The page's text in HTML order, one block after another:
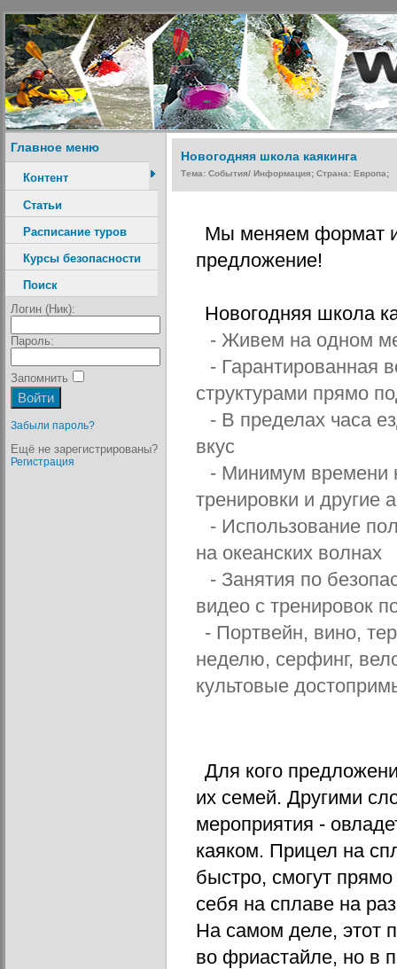
Главное меню
Контент
Статьи
Расписание туров
Курсы безопасности
Поиск
Логин (Ник):
Пароль:
Запомнить
Забыли пароль?
Ещё не зарегистрированы?
Регистрация
Новогодняя школа каякинга
Тема: События/ Информация; Страна: Европа;
Мы меняем формат
предложение!
Новогодняя школа
- Живем на одном
- Гарантированная
структурами прямо
- В пределах часа
вкус
- Минимум времени
тренировки и другие
- Использование
на океанских волнах
- Занятия по
видео с тренировок
- Портвейн, вино,
неделю, серфинг,
культовые
Для кого
их семей. Другими
мероприятия -
каяком. Прицел на
быстро, смогут
себя на сплаве на
На самом деле, этот
во фриастайле, но в